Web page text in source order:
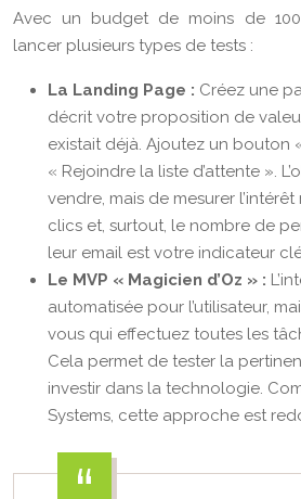
Avec un budget de moins de
lancer plusieurs types de tests :
La Landing Page : Créez une
décrit votre proposition de
existait déjà. Ajoutez un bouton
« Rejoindre la liste d’attente ».
vendre, mais de mesurer
clics et, surtout, le nombre de
leur email est votre indicateur
Le MVP « Magicien d’Oz » :
automatisée pour l’utilisateur,
vous qui effectuez toutes les
Cela permet de tester la
investir dans la technologie.
Systems, cette approche est